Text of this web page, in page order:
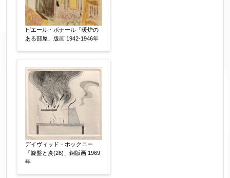
ピエール・ボナール「暖炉の
ある部屋」版画 1942-1946年
デイヴィッド・ホックニー
「旋盤と炎(26)」銅版画 1969
年